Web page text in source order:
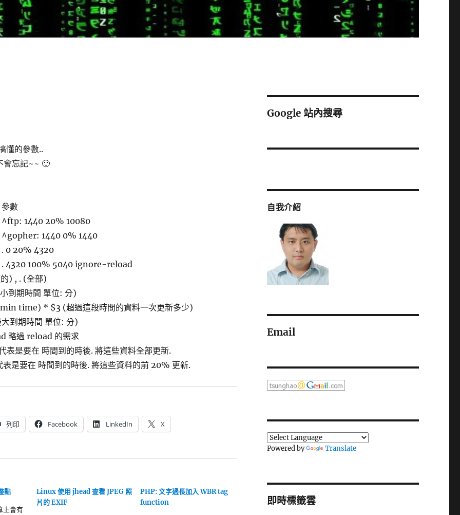
懂的參數..
會忘記~~ 🙂
數
1440 20% 10080
1440 0% 1440
0 20% 4320
4320 100% 5040 ignore-reload
) , . (全部)
到期時間 單位: 分)
time) * $3 (超過這段時間的資料一次更新多少)
到期時間 單位: 分)
略過 reload 的需求
表是要在 時間到的時後. 將這些資料全部更新.
是要在 時間到的時後. 將這些資料的前 20% 更新.
列印 Facebook LinkedIn X
點
上會有
Linux 使用 jhead 查看 JPEG 照
片的 EXIF
PHP: 文字過長加入 WBR tag
function
Google 站內搜尋
自我介紹
Email
Powered by Translate
即時標籤雲